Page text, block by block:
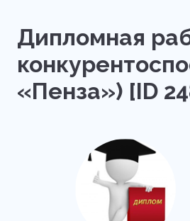
Дипломная
«Пенза») [ID